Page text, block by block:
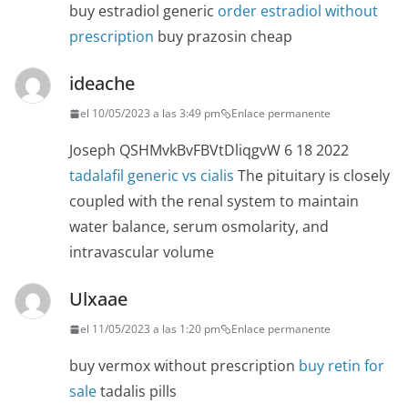
buy estradiol generic order estradiol without
prescription buy prazosin cheap
ideache
el 10/05/2023 a las 3:49 pm Enlace permanente
Joseph QSHMvkBvFBVtDliqgvW 6 18 2022
tadalafil generic vs cialis The pituitary is closely
coupled with the renal system to maintain
water balance, serum osmolarity, and
intravascular volume
Ulxaae
el 11/05/2023 a las 1:20 pm Enlace permanente
buy vermox without prescription buy retin for
saletadalis pills